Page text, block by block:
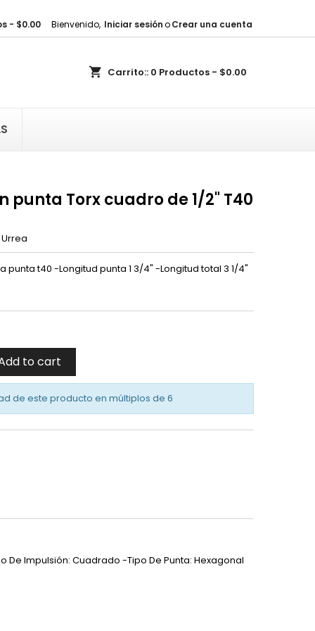
Bienvenido, Iniciar sesiónoCrear una cuenta
- $0.00
shopping_cart Carrito:: 0 Productos - $0.00
punta Torx cuadro de 1/2" T40
Urrea
punta t40 -Longitud punta 1 3/4" -Longitud total 3 1/4"
to cart
de este producto en múltiplos de 6
De Impulsión: Cuadrado -Tipo De Punta: Hexagonal